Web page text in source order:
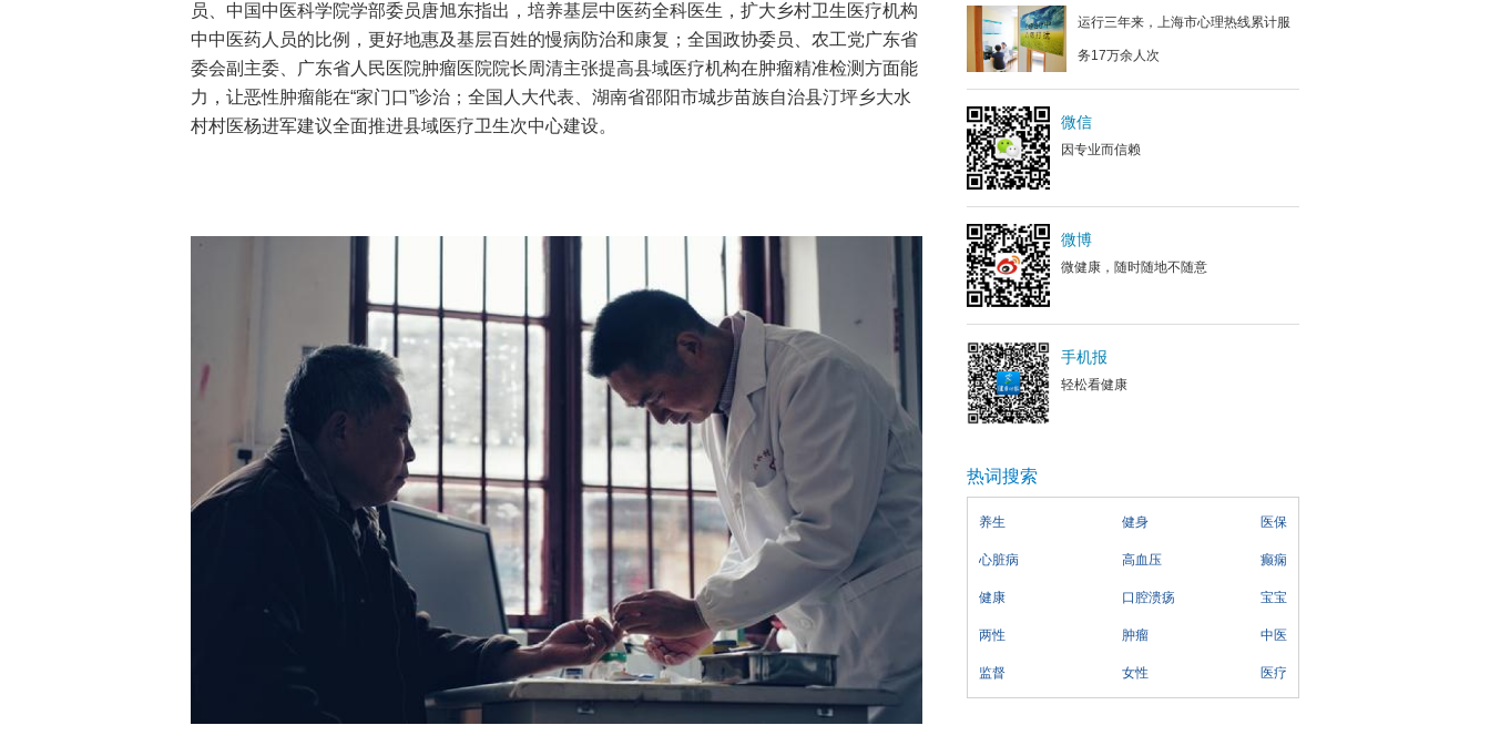
员、中国中医科学院学部委员唐旭东指出，培养基层中医药全科医生，扩大乡村卫生医疗机构
中中医药人员的比例，更好地惠及基层百姓的慢病防治和康复；全国政协委员、农工党广东省
委会副主委、广东省人民医院肿瘤医院院长周清主张提高县域医疗机构在肿瘤精准检测方面能
力，让恶性肿瘤能在“家门口”诊治；全国人大代表、湖南省邵阳市城步苗族自治县汀坪乡大水
村村医杨进军建议全面推进县域医疗卫生次中心建设。
运行三年来，上海市心理热线累计服
务17万余人次
微信
因专业而信赖
微博
微健康，随时随地不随意
手机报
轻松看健康
热词搜索
养生 健身 医保
心脏病 高血压 癫痫
健康 口腔溃疡 宝宝
两性 肿瘤 中医
监督 女性 医疗